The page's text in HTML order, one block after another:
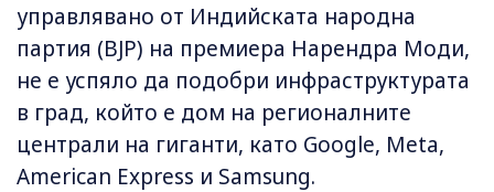
управлявано от Индийската народна
партия (BJP) на премиера Нарендра Моди,
не е успяло да подобри инфраструктурата
в град, който е дом на регионалните
централи на гиганти, като Google, Meta,
American Express и Samsung.